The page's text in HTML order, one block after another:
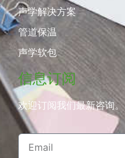
声学解决方案
管道保温
声学软包
信息订阅
欢迎订阅我们最新咨询。